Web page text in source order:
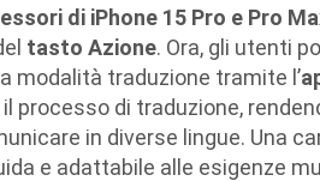
di iPhone 15 Pro e Pro
tasto Azione. Ora, gli utenti
modalità traduzione tramite l’
processo di traduzione,
in diverse lingue. Una
e adattabile alle esigenze